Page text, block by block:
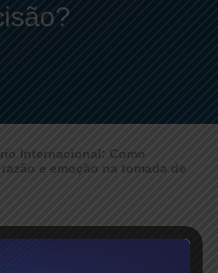
Internacional: Como
e emoção na tomada de
as tomadas de
no desenvolvimento e